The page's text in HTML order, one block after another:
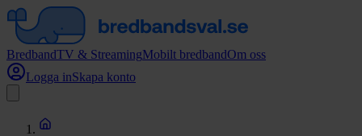
BredbandTV & StreamingMobilt bredbandOm oss
Logga inSkapa konto